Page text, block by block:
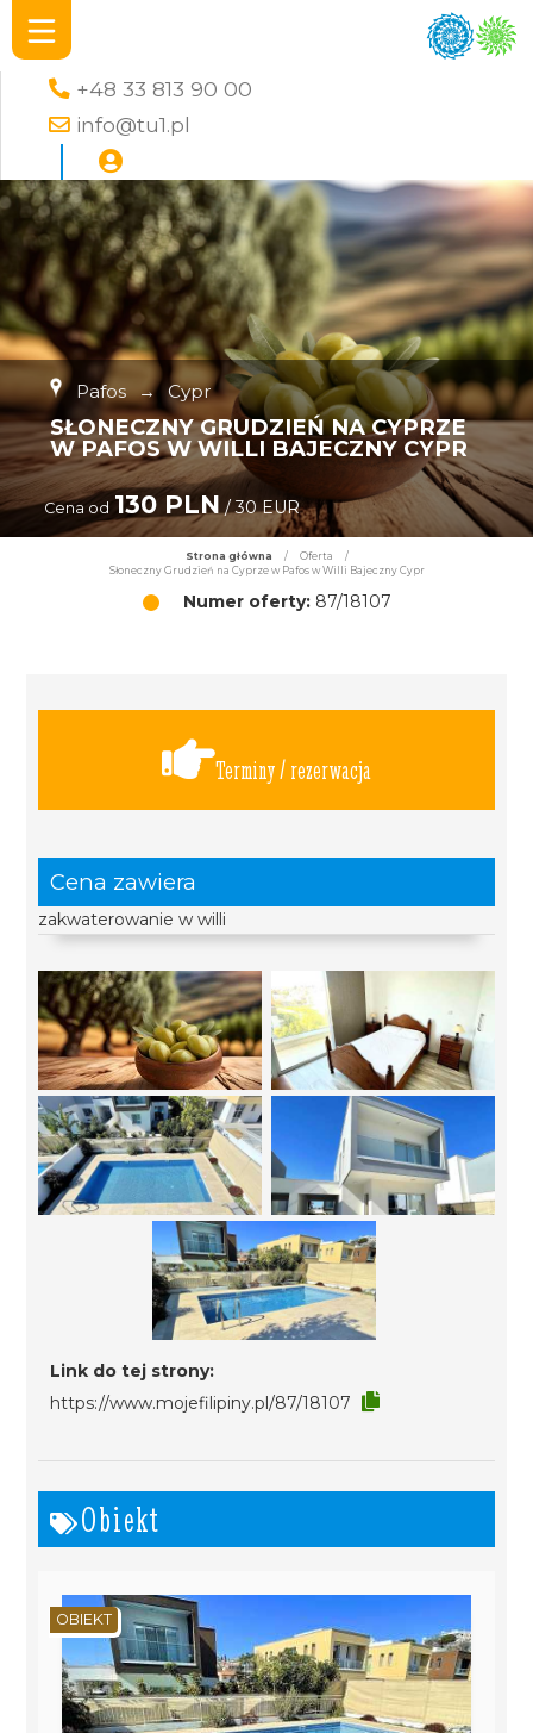
+48 33 813 90 00
info@tu1.pl
Pafos → Cypr
SŁONECZNY GRUDZIEŃ NA CYPRZE
W PAFOS W WILLI BAJECZNY CYPR
Cena od 130 PLN/ 30 EUR
Strona główna / Oferta
/
Słoneczny Grudzień na Cyprze w Pafos w Willi Bajeczny Cypr
Numer oferty:87/18107
Terminy / rezerwacja
Cena zawiera
zakwaterowanie w willi
Link do tej strony:
https://www.mojefilipiny.pl/87/18107
Obiekt
OBIEKT